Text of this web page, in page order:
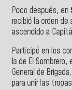
Poco después, en
recibió la orden
ascendido a
Participó en los
la de El Sombrero,
General de
para unir las